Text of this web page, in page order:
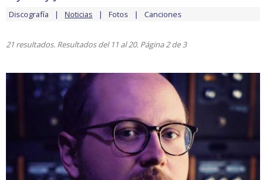
Discografía Noticias Fotos Canciones
21 resultados. Resultados del 11 al 20. Página 2 de 3